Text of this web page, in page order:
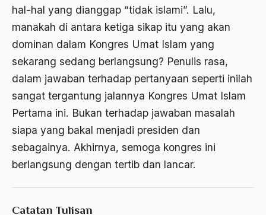
hal-hal yang dianggap “tidak islami”. Lalu,
manakah di antara ketiga sikap itu yang akan
dominan dalam Kongres Umat Islam yang
sekarang sedang berlangsung? Penulis rasa,
dalam jawaban terhadap pertanyaan seperti inilah
sangat tergantung jalannya Kongres Umat Islam
Pertama ini. Bukan terhadap jawaban masalah
siapa yang bakal menjadi presiden dan
sebagainya. Akhirnya, semoga kongres ini
berlangsung dengan tertib dan lancar.
Catatan Tulisan
Alternatif Moral
Alternatif Nilai
Alternatif Politis
Alumni Sayid Al-Maliki
Alvin W. Gouldner
Amangkurat
ambisi politik
Ambivalen
ambon